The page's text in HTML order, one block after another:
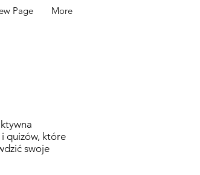
Page More
quizów, które
swoje